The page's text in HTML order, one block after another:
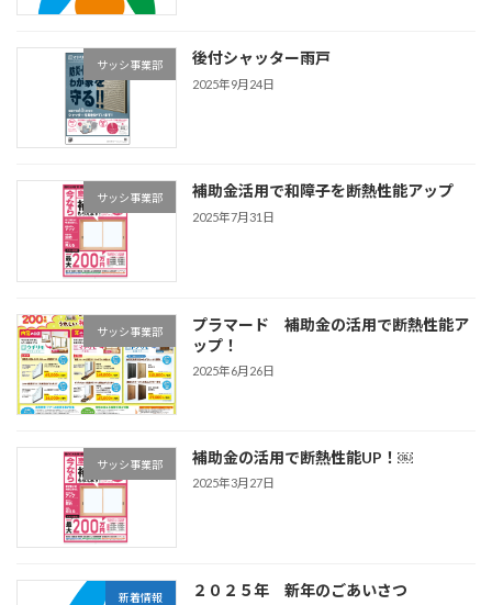
サッシ事業部 後付シャッター雨戸
2025年9月24日
サッシ事業部 補助金活用で和障子を断熱性能アップ
2025年7月31日
サッシ事業部
プラマード 補助金の活用で断熱性能ア
ップ！
2025年6月26日
サッシ事業部 補助金の活用で断熱性能UP！￼
2025年3月27日
新着情報 ２０２５年 新年のごあいさつ